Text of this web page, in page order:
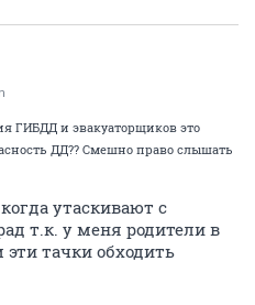
ГИБДД и эвакуаторщиков это
ДД?? Смешно право слышать
утаскивают с
т.к. у меня родители в
эти тачки обходить